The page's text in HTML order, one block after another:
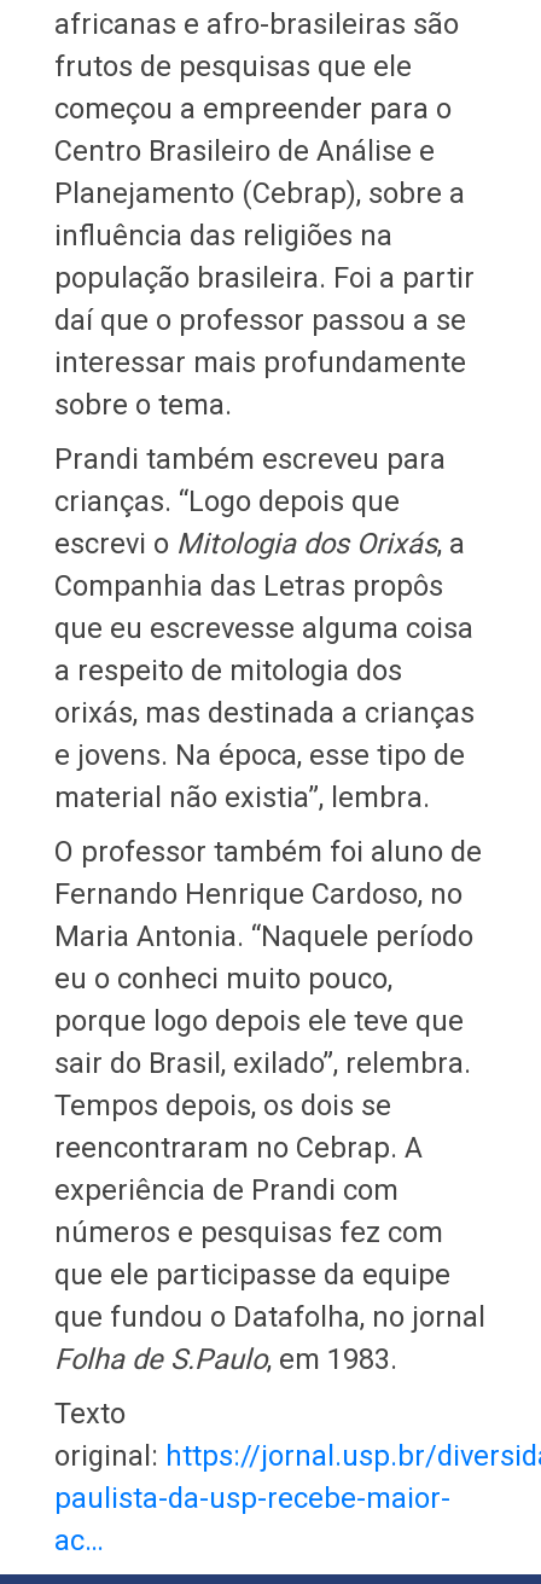
africanas e afro-brasileiras são
frutos de pesquisas que ele
começou a empreender para o
Centro Brasileiro de Análise e
Planejamento (Cebrap), sobre a
influência das religiões na
população brasileira. Foi a partir
daí que o professor passou a se
interessar mais profundamente
sobre o tema.
Prandi também escreveu para
crianças. “Logo depois que
escrevi o Mitologia dos Orixás, a
Companhia das Letras propôs
que eu escrevesse alguma coisa
a respeito de mitologia dos
orixás, mas destinada a crianças
e jovens. Na época, esse tipo de
material não existia”, lembra.
O professor também foi aluno de
Fernando Henrique Cardoso, no
Maria Antonia. “Naquele período
eu o conheci muito pouco,
porque logo depois ele teve que
sair do Brasil, exilado”, relembra.
Tempos depois, os dois se
reencontraram no Cebrap. A
experiência de Prandi com
números e pesquisas fez com
que ele participasse da equipe
que fundou o Datafolha, no jornal
Folha de S.Paulo, em 1983.
Texto
original: https://jornal.usp.br/
paulista-da-usp-recebe-maior-
ac…